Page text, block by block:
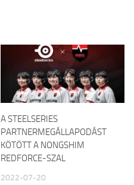
A STEELSERIES
PARTNERMEGÁLLAPODÁST
KÖTÖTT A NONGSHIM
REDFORCE-SZAL
2022-07-20